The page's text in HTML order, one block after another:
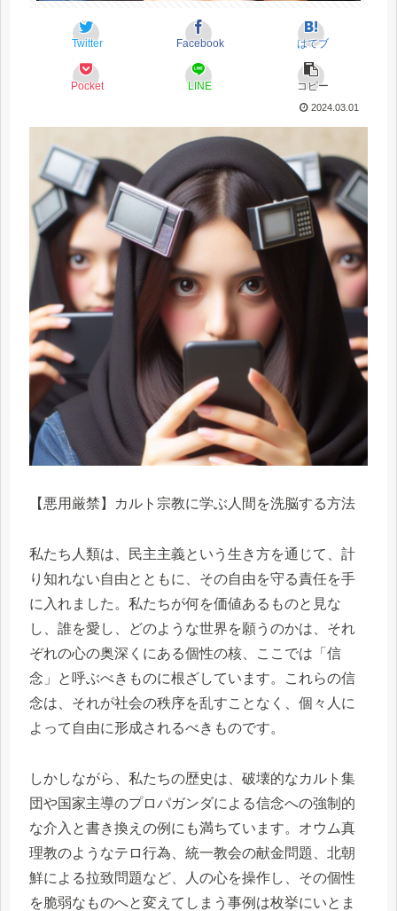
Twitter Facebook はてブ
Pocket LINE コピー
2024.03.01
【悪用厳禁】カルト宗教に学ぶ人間を洗脳する方法
私たち人類は、民主主義という生き方を通じて、計
り知れない自由とともに、その自由を守る責任を手
に入れました。私たちが何を価値あるものと見な
し、誰を愛し、どのような世界を願うのかは、それ
ぞれの心の奥深くにある個性の核、ここでは「信
念」と呼ぶべきものに根ざしています。これらの信
念は、それが社会の秩序を乱すことなく、個々人に
よって自由に形成されるべきものです。
しかしながら、私たちの歴史は、破壊的なカルト集
団や国家主導のプロパガンダによる信念への強制的
な介入と書き換えの例にも満ちています。オウム真
理教のようなテロ行為、統一教会の献金問題、北朝
鮮による拉致問題など、人の心を操作し、その個性
を脆弱なものへと変えてしまう事例は枚挙にいとま